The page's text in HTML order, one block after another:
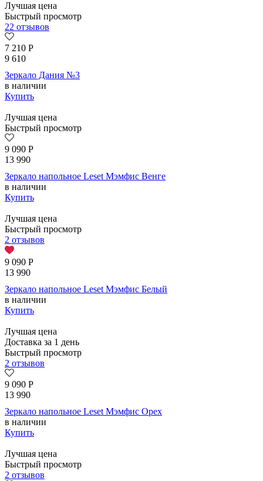
Лучшая цена
Быстрый просмотр
22 отзывов
7 210 Р
9 610
Зеркало Дания №3
в наличии
Купить
Лучшая цена
Быстрый просмотр
9 090 Р
13 990
Зеркало напольное Leset Мэмфис Венге
в наличии
Купить
Лучшая цена
Быстрый просмотр
2 отзывов
9 090 Р
13 990
Зеркало напольное Leset Мэмфис Белый
в наличии
Купить
Лучшая цена
Доставка за 1 день
Быстрый просмотр
2 отзывов
9 090 Р
13 990
Зеркало напольное Leset Мэмфис Орех
в наличии
Купить
Лучшая цена
Быстрый просмотр
2 отзывов